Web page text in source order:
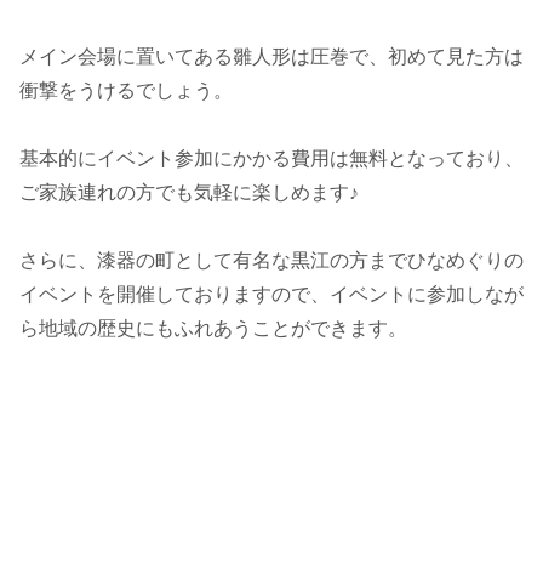
メイン会場に置いてある雛人形は圧巻で、初めて見た方は
衝撃をうけるでしょう。
基本的にイベント参加にかかる費用は無料となっており、
ご家族連れの方でも気軽に楽しめます♪
さらに、漆器の町として有名な黒江の方までひなめぐりの
イベントを開催しておりますので、イベントに参加しなが
ら地域の歴史にもふれあうことができます。